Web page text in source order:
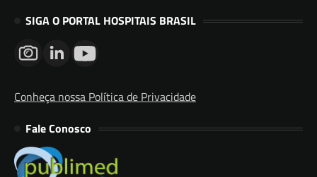
SIGA O PORTAL HOSPITAIS BRASIL
Conheça nossa Política de Privacidade
Fale Conosco